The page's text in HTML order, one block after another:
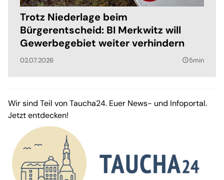
Trotz Niederlage beim
Bürgerentscheid: BI Merkwitz will
Gewerbegebiet weiter verhindern
02.07.2026 query_builder5min
Wir sind Teil von Taucha24. Euer News- und Infoportal.
Jetzt entdecken!